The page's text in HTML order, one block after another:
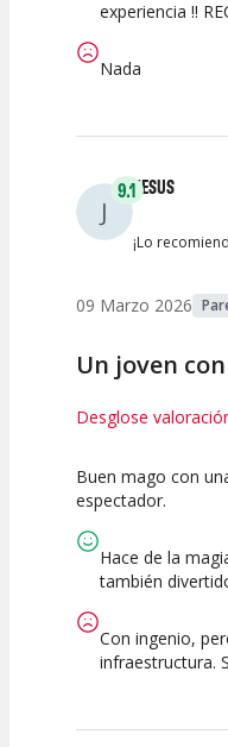
experiencia !!
Nada
J
9.1JESUS
¡Lo
09 Marzo 2026
Un joven
Desglose
10
Espectáculo
Buen mago con
espectador.
Hace de la
también
Con ingenio,
infraestructura.